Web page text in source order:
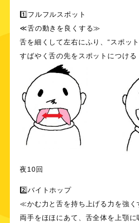
1️⃣フルフルスポット
≪舌の動きを良くする≫
舌を細くして左右にふり、“スポッ
すばやく舌の先をスポットにつける
夜10回
2️⃣バイトホップ
≪かむ力と舌を持ち上げる力を強
両手をほほにあて、舌全体を上顎に